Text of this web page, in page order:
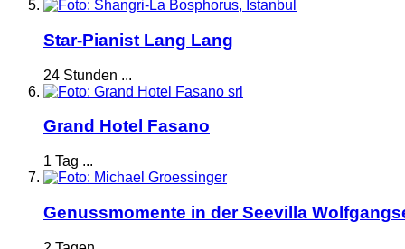
Star-Pianist Lang Lang
24 Stunden ...
Grand Hotel Fasano
1 Tag ...
Genussmomente in der Seevilla